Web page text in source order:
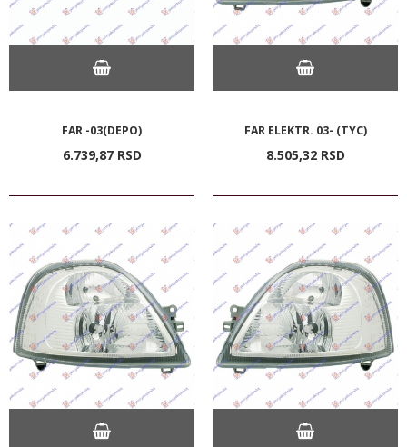
FAR -03(DEPO)
6.739,87 RSD
FAR ELEKTR. 03- (TYC)
8.505,32 RSD